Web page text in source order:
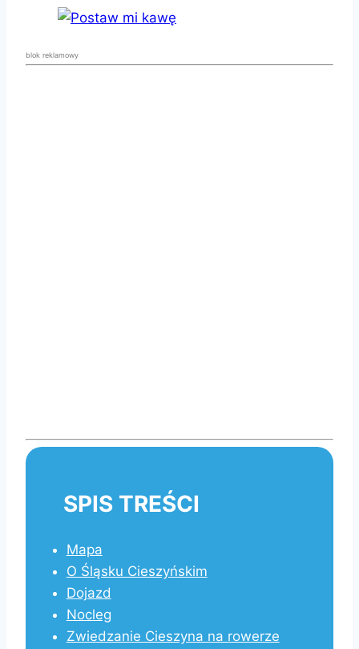
blok reklamowy
SPIS TREŚCI
Mapa
O Śląsku Cieszyńskim
Dojazd
Nocleg
Zwiedzanie Cieszyna na rowerze